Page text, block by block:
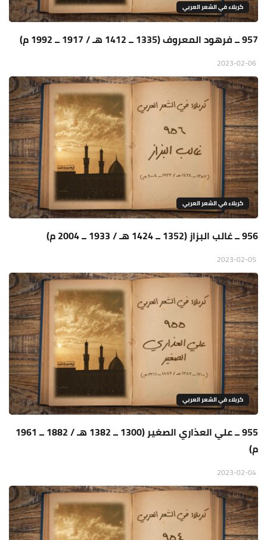
كربلاء في الشعر العربي
957 ــ فرهود المعروف (1335 ــ 1412 هـ / 1917 ــ 1992 م)
كربلاء في الشعر العربي
956 ــ غالب البزاز (1352 ــ 1424 هـ / 1933 ــ 2004 م)
كربلاء في الشعر العربي
955 ــ علي العذاري الصغير (1300 ــ 1382 هـ / 1882 ــ 1961
م)